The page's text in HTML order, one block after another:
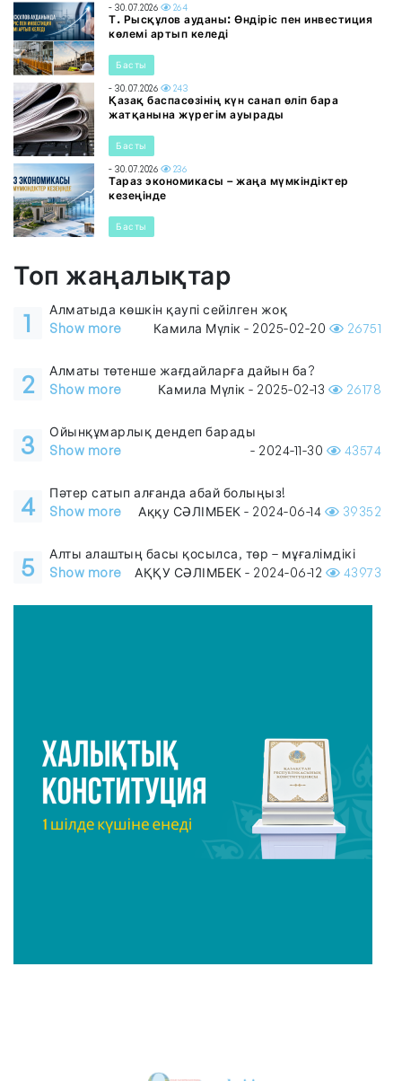
- 30.07.2026 264
Т. Рысқұлов ауданы: Өндіріс пен инвестиция
көлемі артып келеді
Басты
- 30.07.2026 243
Қазақ баспасөзінің күн санап өліп бара
жатқанына жүрегім ауырады
Басты
- 30.07.2026 236
Тараз экономикасы – жаңа мүмкіндіктер
кезеңінде
Басты
Топ жаңалықтар
1
Алматыда көшкін қаупі сейілген жоқ
Show more
Камила Мүлік - 2025-02-20 26751
2
Алматы төтенше жағдайларға дайын ба?
Show more
Камила Мүлік - 2025-02-13 26178
3
Ойынқұмарлық дендеп барады
Show more
- 2024-11-30 43574
4
Пәтер сатып алғанда абай болыңыз!
Show more
Аққу СӘЛІМБЕК - 2024-06-14 39352
5
Алты алаштың басы қосылса, төр – мұғалімдікі
Show more
АҚҚУ СӘЛІМБЕК - 2024-06-12 43973